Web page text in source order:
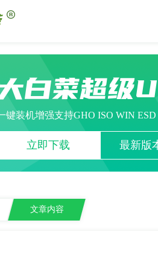
白菜超级
键装机增强支持GHO ISO WIN
立即下载 最新版
文章内容